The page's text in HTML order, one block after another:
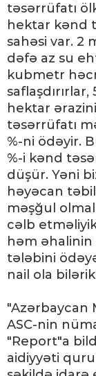
təsərrüfatı
hektar kənd
sahəsi var. 2
dəfə az su
kubmetr
hektar
təsərrüfatı
%-ni ödəyir.
%-i kənd
düşür. Yəni
həyəcan
məşğul
cəlb
həm
tələbini
nail ola
"Azərbaycan
ASC-nin
"Report"a
aidiyyəti